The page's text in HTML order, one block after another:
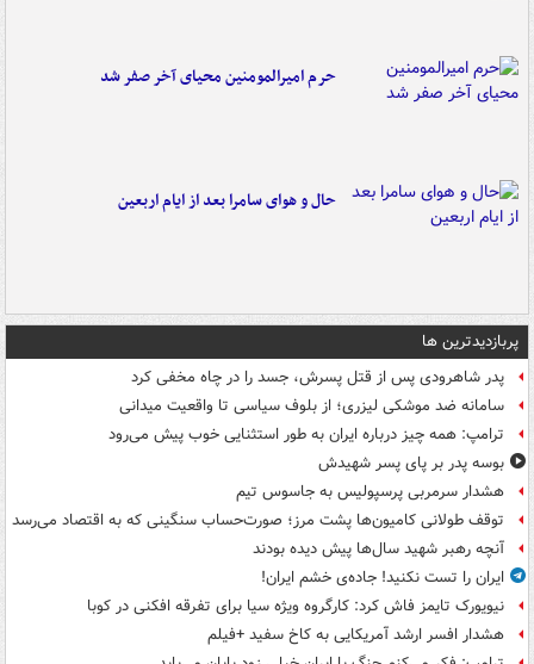
حرم امیرالمومنین محیای آخر صفر شد
حال و هوای سامرا بعد از ایام اربعین
پربازدیدترین ها
پدر شاهرودی پس از قتل پسرش، جسد را در چاه مخفی کرد
سامانه ضد موشکی لیزری؛ از بلوف سیاسی تا واقعیت میدانی
ترامپ: همه چیز درباره ایران به طور استثنایی خوب پیش می‌رود
بوسه‌ پدر بر پای پسر شهیدش
هشدار سرمربی پرسپولیس به جاسوس تیم
توقف طولانی کامیون‌ها پشت مرز؛ صورت‌حساب سنگینی که به اقتصاد می‌رسد
آنچه رهبر شهید سال‌ها پیش دیده بودند
ایران را تست نکنید! جاده‌ی خشم ایران!
نیویورک تایمز فاش کرد: کارگروه ویژه سیا برای تفرقه افکنی در کوبا
هشدار افسر ارشد آمریکایی به کاخ سفید +فیلم